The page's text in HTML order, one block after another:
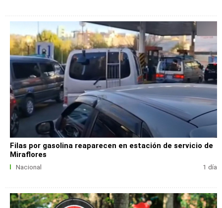
Filas por gasolina reaparecen en estación de servicio de
Miraflores
Nacional 1 día